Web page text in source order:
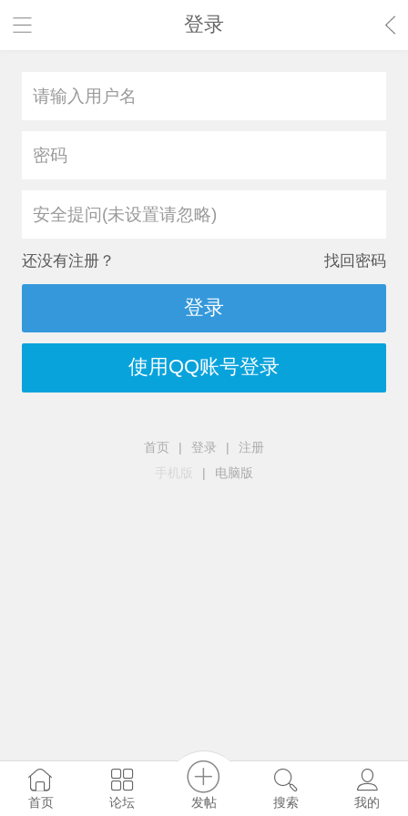
登录
安全提问(未设置请忽略)
还没有注册？ 找回密码
登录
使用QQ账号登录
首页 | 登录 |
注册
手机版
| 电脑版
首页 论坛 发帖 搜索 我的